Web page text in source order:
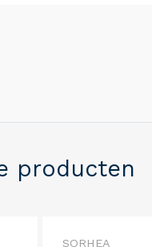
producten
SORHEA